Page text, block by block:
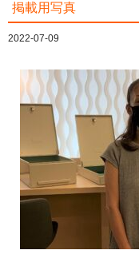
掲載用写真
2022-07-09